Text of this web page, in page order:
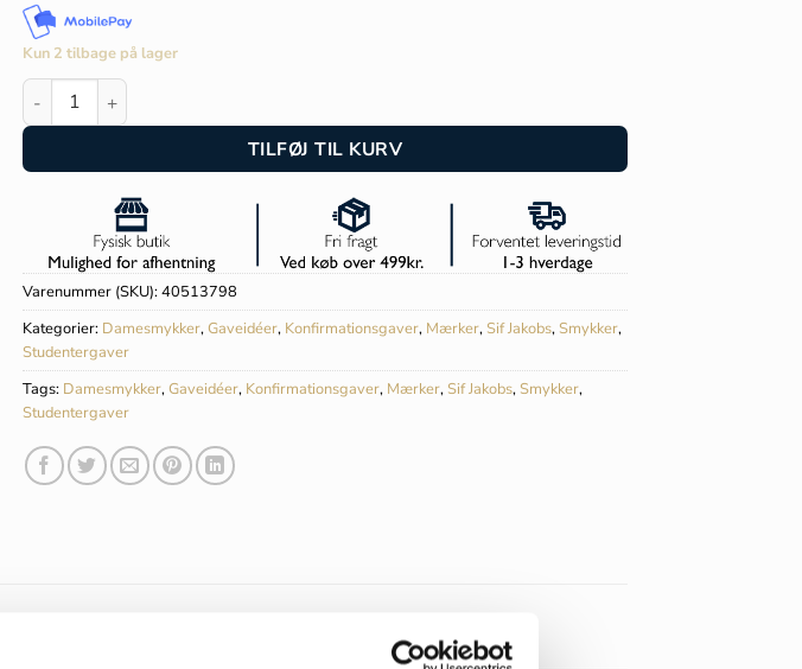
Kun 2 tilbage på lager
Sif Jakobs Ellisse Lungo Cinque Øreringe - SJ-E2323-CZ-YG antal
TILFØJ TIL KURV
Varenummer (SKU):40513798
Kategorier: Damesmykker,Gaveidéer, Konfirmationsgaver, Mærker, Sif Jakobs, Smykker,
Studentergaver
Tags: Damesmykker,Gaveidéer, Konfirmationsgaver, Mærker, Sif Jakobs, Smykker,
Studentergaver